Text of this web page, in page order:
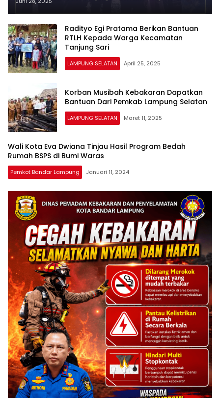
Kecamatan Palas
Radityo Egi Pratama Berikan Bantuan
RTLH Kepada Warga Kecamatan
Tanjung Sari
LAMPUNG SELATAN April 25, 2025
Korban Musibah Kebakaran Dapatkan
Bantuan Dari Pemkab Lampung Selatan
LAMPUNG SELATAN Maret 11, 2025
Wali Kota Eva Dwiana Tinjau Hasil Program Bedah
Rumah BSPS di Bumi Waras
Pemkot Bandar Lampung Januari 11, 2024